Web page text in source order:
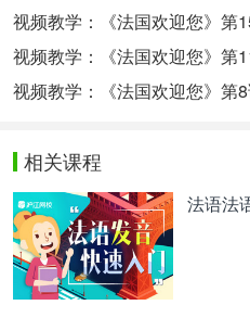
♉ Taureau
金牛座
Du 20
4.20-
Gémeaux
Du 21
♋ Cancer
巨蟹座
6.21-
♌ Lion
狮子座
视频教学：《法国欢迎您》第
视频教学：《法国欢迎您》第
视频教学：《法国欢迎您》第
相关课程
法语法